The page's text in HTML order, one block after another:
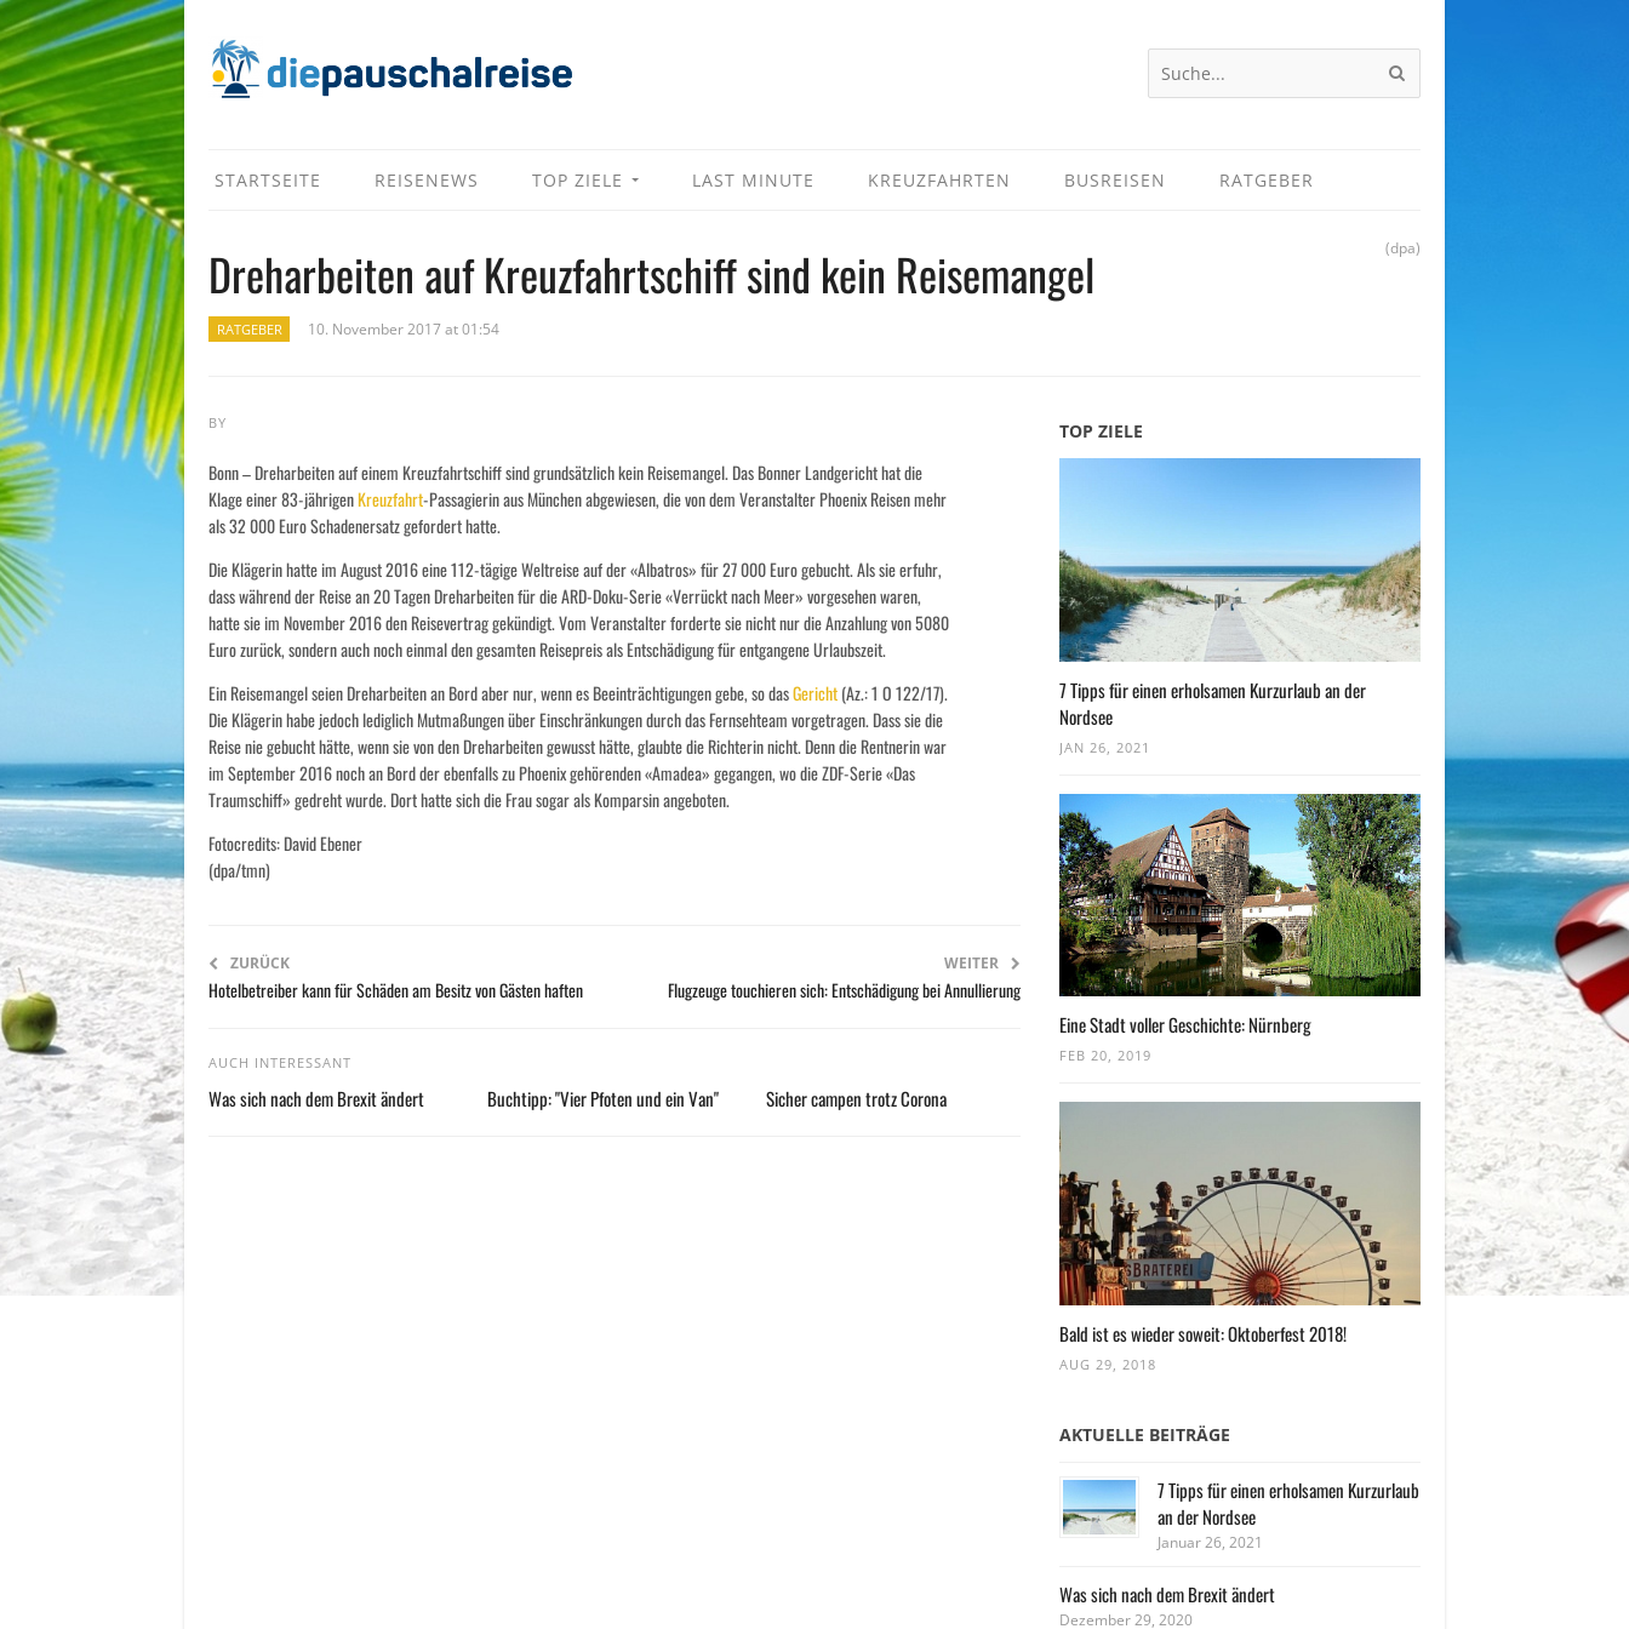
STARTSEITE REISENEWS TOP ZIELE LAST MINUTE KREUZFAHRTEN BUSREISEN RATGEBER
Dreharbeiten auf Kreuzfahrtschiff sind kein Reisemangel (dpa)
RATGEBER 10. November 2017 at 01:54
BY
Bonn – Dreharbeiten auf einem Kreuzfahrtschiff sind grundsätzlich kein Reisemangel. Das Bonner Landgericht hat die
Klage einer 83-jährigenKreuzfahrt-Passagierin aus München abgewiesen, die von dem Veranstalter Phoenix Reisen mehr
als 32 000 Euro Schadenersatz gefordert hatte.
Die Klägerin hatte im August 2016 eine 112-tägige Weltreise auf der «Albatros» für 27 000 Euro gebucht. Als sie erfuhr,
dass während der Reise an 20 Tagen Dreharbeiten für die ARD-Doku-Serie «Verrückt nach Meer» vorgesehen waren,
hatte sie im November 2016 den Reisevertrag gekündigt. Vom Veranstalter forderte sie nicht nur die Anzahlung von 5080
Euro zurück, sondern auch noch einmal den gesamten Reisepreis als Entschädigung für entgangene Urlaubszeit.
Ein Reisemangel seien Dreharbeiten an Bord aber nur, wenn es Beeinträchtigungen gebe, so dasGericht(Az.: 1 O 122/17).
Die Klägerin habe jedoch lediglich Mutmaßungen über Einschränkungen durch das Fernsehteam vorgetragen. Dass sie die
Reise nie gebucht hätte, wenn sie von den Dreharbeiten gewusst hätte, glaubte die Richterin nicht. Denn die Rentnerin war
im September 2016 noch an Bord der ebenfalls zu Phoenix gehörenden «Amadea» gegangen, wo die ZDF-Serie «Das
Traumschiff» gedreht wurde. Dort hatte sich die Frau sogar als Komparsin angeboten.
Fotocredits: David Ebener
(dpa/tmn)
ZURÜCK
Hotelbetreiber kann für Schäden am Besitz von Gästen haften
WEITER
Flugzeuge touchieren sich: Entschädigung bei Annullierung
AUCH INTERESSANT
Was sich nach dem Brexit ändert Buchtipp: "Vier Pfoten und ein Van" Sicher campen trotz Corona
TOP ZIELE
7 Tipps für einen erholsamen Kurzurlaub an der
Nordsee
JAN 26, 2021
Eine Stadt voller Geschichte: Nürnberg
FEB 20, 2019
Bald ist es wieder soweit: Oktoberfest 2018!
AUG 29, 2018
AKTUELLE BEITRÄGE
7 Tipps für einen erholsamen Kurzurlaub
an der Nordsee
Januar 26, 2021
Was sich nach dem Brexit ändert
Dezember 29, 2020